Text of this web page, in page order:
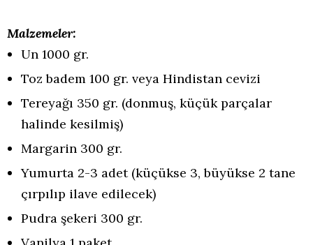
Malzemeler:
Un 1000 gr.
Toz badem 100 gr. veya Hindistan cevizi
Tereyağı 350 gr. (donmuş, küçük parçalar
halinde kesilmiş)
Margarin 300 gr.
Yumurta 2-3 adet (küçükse 3, büyükse 2 tane
çırpılıp ilave edilecek)
Pudra şekeri 300 gr.